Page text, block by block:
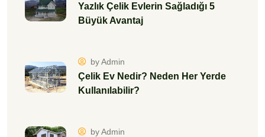
Yazlık Çelik Evlerin Sağladığı 5
Büyük Avantaj
by Admin
Çelik Ev Nedir? Neden Her Yerde
Kullanılabilir?
by Admin